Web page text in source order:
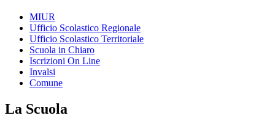
MIUR
Ufficio Scolastico Regionale
Ufficio Scolastico Territoriale
Scuola in Chiaro
Iscrizioni On Line
Invalsi
Comune
La Scuola